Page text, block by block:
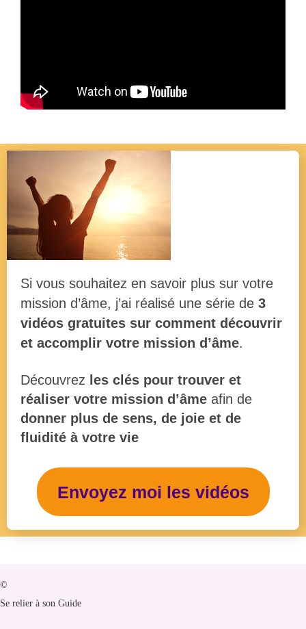
Si vous souhaitez en savoir plus sur votre
mission d’âme, j’ai réalisé une série de 3
vidéos gratuites sur comment découvrir
et accomplir votre mission d’âme.
Découvrez les clés pour trouver et
réaliser votre mission d’âme afin de
donner plus de sens, de joie et de
fluidité à votre vie
Envoyez moi les vidéos
©
Se relier à son Guide